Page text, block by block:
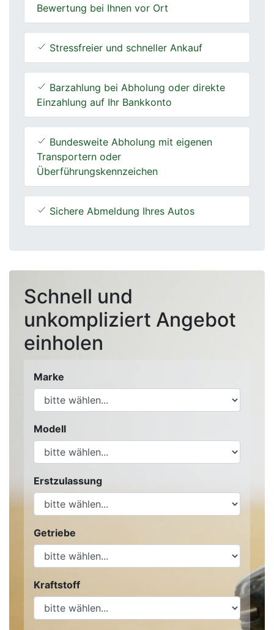
Bewertung bei Ihnen vor Ort
Stressfreier und schneller Ankauf
Barzahlung bei Abholung oder direkte
Einzahlung auf Ihr Bankkonto
Bundesweite Abholung mit eigenen
Transportern oder
Überführungskennzeichen
Sichere Abmeldung Ihres Autos
Schnell und
unkompliziert Angebot
einholen
Marke
Modell
Erstzulassung
Getriebe
Kraftstoff